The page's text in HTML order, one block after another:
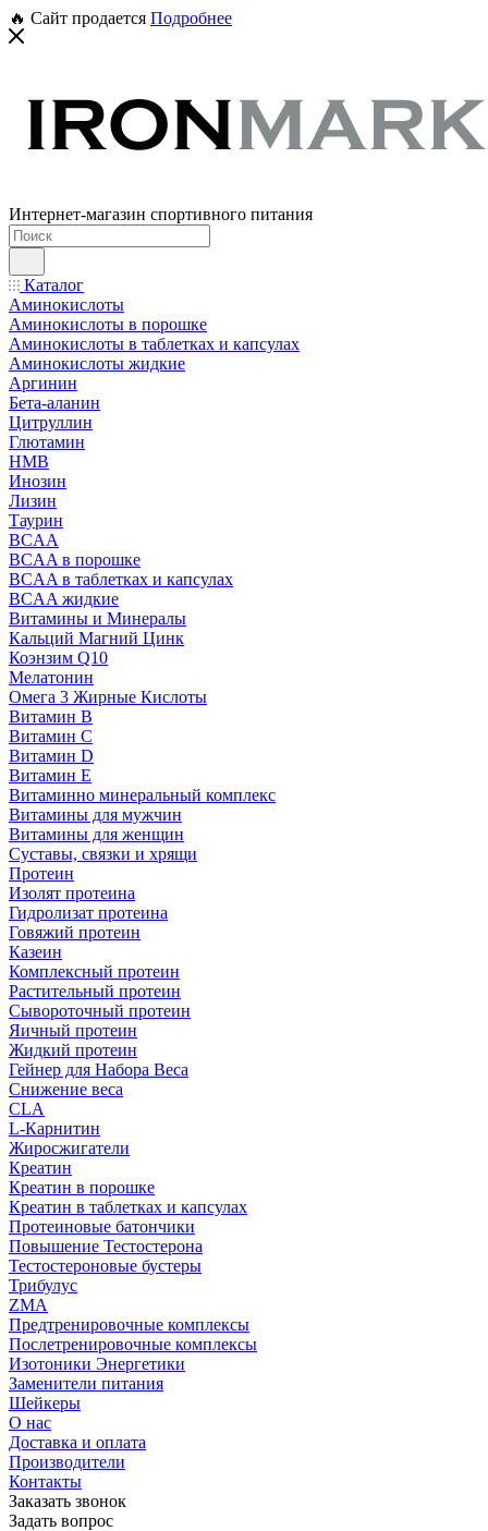
🔥 Сайт продается Подробнее
Интернет-магазин спортивного питания
Каталог
Аминокислоты
Аминокислоты в порошке
Аминокислоты в таблетках и капсулах
Аминокислоты жидкие
Аргинин
Бета-аланин
Цитруллин
Глютамин
HMB
Инозин
Лизин
Таурин
BCAA
BCAA в порошке
BCAA в таблетках и капсулах
BCAA жидкие
Витамины и Минералы
Кальций Магний Цинк
Коэнзим Q10
Мелатонин
Омега 3 Жирные Кислоты
Витамин B
Витамин C
Витамин D
Витамин E
Витаминно минеральный комплекс
Витамины для мужчин
Витамины для женщин
Суставы, связки и хрящи
Протеин
Изолят протеина
Гидролизат протеина
Говяжий протеин
Казеин
Комплексный протеин
Растительный протеин
Сывороточный протеин
Яичный протеин
Жидкий протеин
Гейнер для Набора Веса
Снижение веса
CLA
L-Карнитин
Жиросжигатели
Креатин
Креатин в порошке
Креатин в таблетках и капсулах
Протеиновые батончики
Повышение Тестостерона
Тестостероновые бустеры
Трибулус
ZMA
Предтренировочные комплексы
Послетренировочные комплексы
Изотоники Энергетики
Заменители питания
Шейкеры
О нас
Доставка и оплата
Производители
Контакты
Заказать звонок
Задать вопрос